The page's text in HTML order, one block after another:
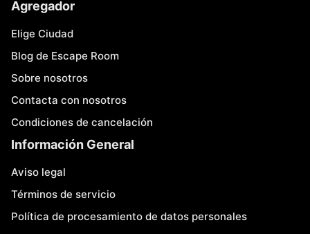
Agregador
Elige Ciudad
Blog de Escape Room
Sobre nosotros
Contacta con nosotros
Condiciones de cancelación
Información General
Aviso legal
Términos de servicio
Política de procesamiento de datos personales